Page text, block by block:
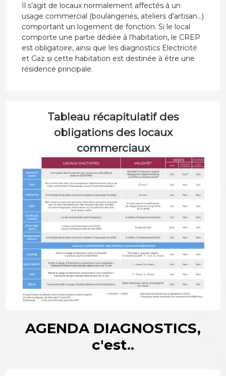
Il s’agit de locaux normalement affectés à un
usage commercial (boulangeries, ateliers d’artisan...)
comportant un logement de fonction. Si le local
comporte une partie dédiée à l’habitation, le CREP
est obligatoire, ainsi que les diagnostics Electricité
et Gaz si cette habitation est destinée à être une
résidence principale.
Tableau récapitulatif des
obligations des locaux
commerciaux
AGENDA DIAGNOSTICS,
c'est..